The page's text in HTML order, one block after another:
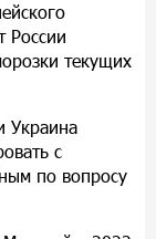
России
текущих
Украина
с
по вопросу